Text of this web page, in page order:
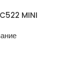
MINI